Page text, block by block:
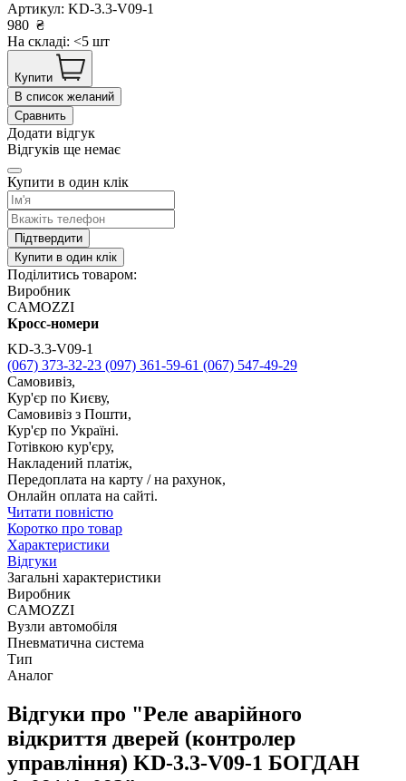
Артикул: KD-3.3-V09-1
980 ₴
На складі: <5 шт
Купити
В список желаний
Сравнить
Додати відгук
Відгуків ще немає
Купити в один клік
Підтвердити
Купити в один клік
Поділитись товаром:
Виробник
CAMOZZI
Кросс-номери
KD-3.3-V09-1
(067) 373-32-23 (097) 361-59-61 (067) 547-49-29
Самовивіз,
Кур'єр по Києву,
Самовивіз з Пошти,
Кур'єр по Україні.
Готівкою кур'єру,
Накладений платіж,
Передоплата на карту / на рахунок,
Онлайн оплата на сайті.
Читати повністю
Коротко про товар
Характеристики
Відгуки
Загальні характеристики
Виробник
CAMOZZI
Вузли автомобіля
Пневматична система
Тип
Аналог
Відгуки про "Реле аварійного
відкриття дверей (контролер
управління) KD-3.3-V09-1 БОГДАН